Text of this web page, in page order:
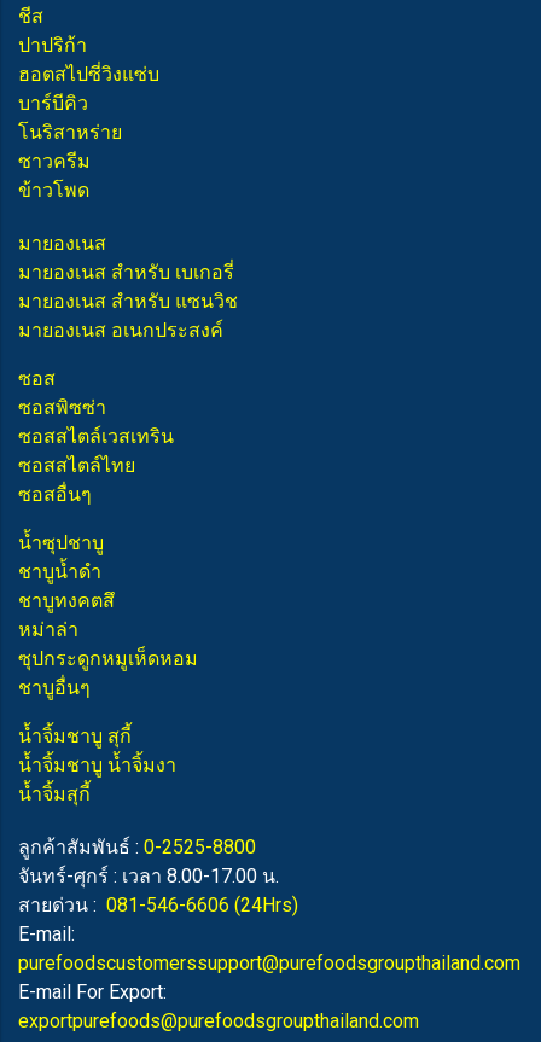
ชีส
ปาปริก้า
ฮอตสไปซี่วิงแซ่บ
บาร์บีคิว
โนริสาหร่าย
ซาวครีม
ข้าวโพด
มายองเนส
มายองเนส สำหรับ เบเกอรี่
มายองเนส สำหรับ แซนวิช
มายองเนส อเนกประสงค์
ซอส
ซอสพิซซ่า
ซอสสไตล์เวสเทริน
ซอสสไตล์ไทย
ซอสอื่นๆ
น้ำซุปชาบู
ชาบูน้ำดำ
ชาบูทงคตสึ
หม่าล่า
ซุปกระดูกหมูเห็ดหอม
ชาบูอื่นๆ
น้ำจิ้มชาบู สุกี้
น้ำจิ้มชาบู น้ำจิ้มงา
น้ำจิ้มสุกี้
ลูกค้าสัมพันธ์ : 0-2525-8800
จันทร์-ศุกร์ : เวลา 8.00-17.00 น.
สายด่วน : 081-546-6606 (24Hrs)
E-mail:
purefoodscustomerssupport@purefoodsgroupthailand.com
E-mail For Export:
exportpurefoods@purefoodsgroupthailand.com